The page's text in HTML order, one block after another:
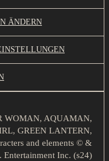
ÄNDERN
WOMAN, AQUAMAN,
GREEN LANTERN,
and elements © &
Inc. (s24)